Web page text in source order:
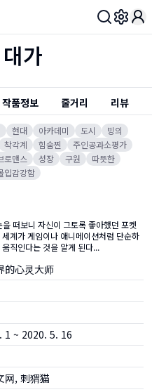
가
작품정보 줄거리 리뷰
현대 아카데미 도시
빙의
착각계 힘숨찐
주인공과소평가
로맨스 성장 구원
따뜻한
입감강함
떠보니 자신이 그토록 좋아했던 포켓
계가 게임이나 애니메이션처럼 단순하
직인다는 것을 알게 된다...
的心灵大师
1 ~ 2020. 5. 16
网, 刺猬猫